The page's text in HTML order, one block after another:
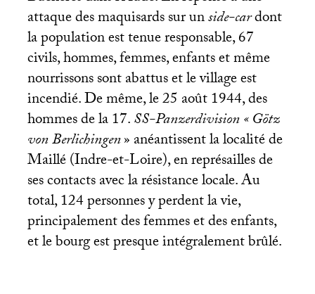
attaque des maquisards sur unside-cardont
la population est tenue responsable, 67
civils, hommes, femmes, enfants et même
nourrissons sont abattus et le village est
incendié. De même, le 25 août 1944, des
hommes de la 17.SS-Panzerdivision «Götz
von Berlichingen» anéantissent la localité de
Maillé (Indre-et-Loire), en représailles de
ses contacts avec la résistance locale. Au
total, 124 personnes y perdent la vie,
principalement des femmes et des enfants,
et le bourg est presque intégralement brûlé.